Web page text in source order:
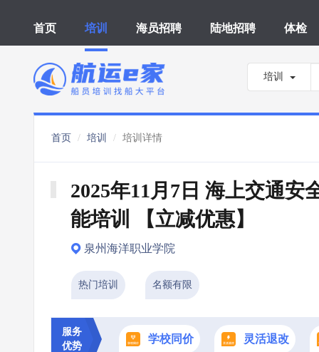
首页 培训 海员招聘 陆地招聘 体检
培训
首页 培训 培训详情
2025年11月7日 海上交通安
能培训 【立减优惠】
泉州海洋职业学院
热门培训 名额有限
服务
优势
学校同价 灵活退改